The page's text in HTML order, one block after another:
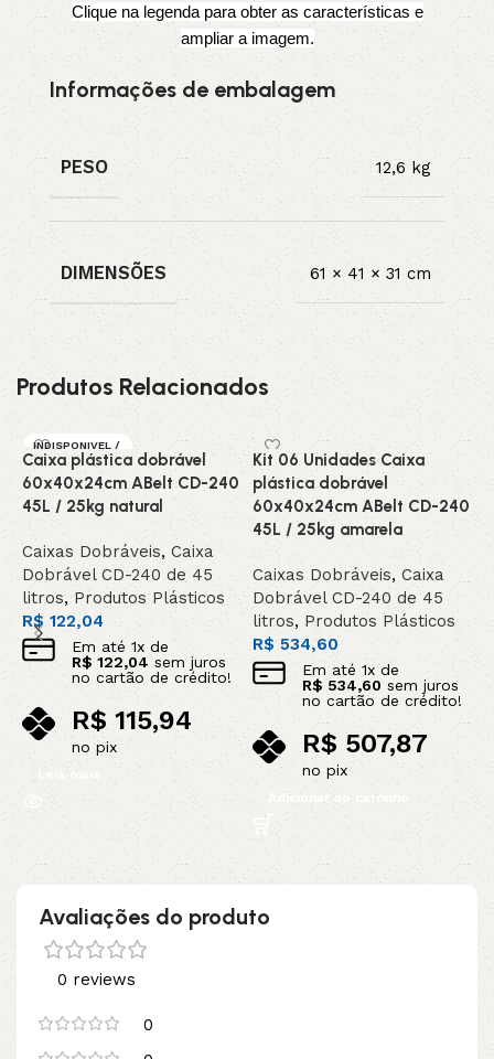
Clique na legenda para obter as características e
ampliar a imagem.
Informações de embalagem
PESO 12,6 kg
DIMENSÕES 61 × 41 × 31 cm
Produtos Relacionados
INDISPONIVEL /
SOB ENCOMEN
DA
DESTAQUE
Caixa plástica dobrável
60x40x24cm ABelt CD-240
45L / 25kg natural
Caixas Dobráveis, Caixa
Dobrável CD-240 de 45
litros,Produtos Plásticos
R$122,04
Em até 1x de
R$ 122,04 sem juros
no cartão de crédito!
R$ 115,94
no pix
Leia mais
Kit 06 Unidades Caixa
plástica dobrável
60x40x24cm ABelt CD-240
45L / 25kg amarela
Caixas Dobráveis, Caixa
Dobrável CD-240 de 45
litros, Produtos Plásticos
R$534,60
Em até 1x de
R$ 534,60sem juros
no cartão de crédito!
R$507,87
no pix
Adicionar ao carrinho
Avaliações do produto
0 reviews
0